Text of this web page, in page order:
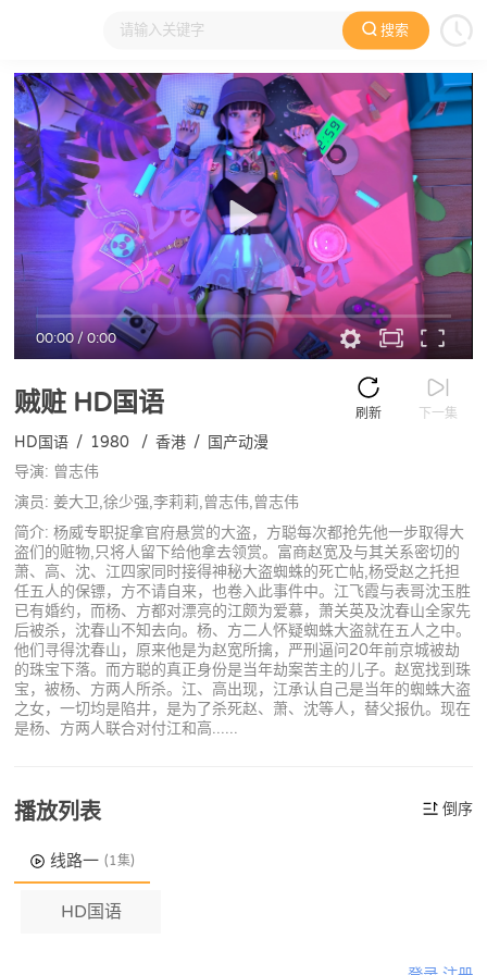
搜索
大家在看 日本动漫 国产动漫 欧美动漫 动漫电影
00:00/0:00
贼赃 HD国语 下一集
刷新
HD国语 / 1980 / 香港 / 国产动漫
导演: 曾志伟
演员: 姜大卫,徐少强,李莉莉,曾志伟,曾志伟
简介: 杨威专职捉拿官府悬赏的大盗，方聪每次都抢先他一步取得大
盗们的赃物,只将人留下给他拿去领赏。富商赵宽及与其关系密切的
萧、高、沈、江四家同时接得神秘大盗蜘蛛的死亡帖,杨受赵之托担
任五人的保镖，方不请自来，也卷入此事件中。江飞霞与表哥沈玉胜
已有婚约，而杨、方都对漂亮的江颇为爱慕，萧关英及沈春山全家先
后被杀，沈春山不知去向。杨、方二人怀疑蜘蛛大盗就在五人之中。
他们寻得沈春山，原来他是为赵宽所擒，严刑逼问20年前京城被劫
的珠宝下落。而方聪的真正身份是当年劫案苦主的儿子。赵宽找到珠
宝，被杨、方两人所杀。江、高出现，江承认自己是当年的蜘蛛大盗
之女，一切均是陷井，是为了杀死赵、萧、沈等人，替父报仇。现在
是杨、方两人联合对付江和高......
播放列表 倒序
线路一 (1集)
HD国语